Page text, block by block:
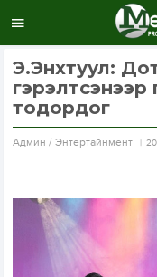
Э.Энхтуул:
гэрэлтсэнээр
тодордог
Aдмин / Энтертайнмент